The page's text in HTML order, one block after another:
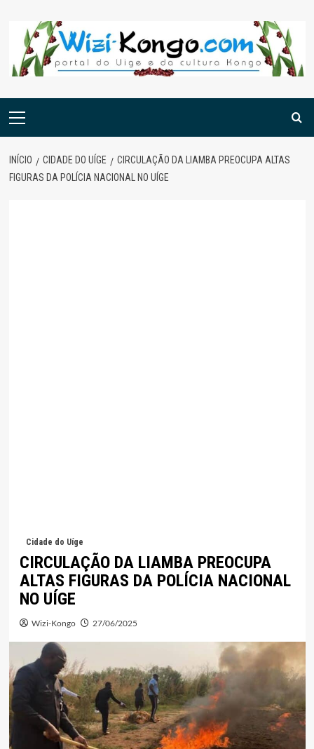
content
Menu
INÍCIO CIDADE DO UÍGE
CIRCULAÇÃO DA LIAMBA PREOCUPA ALTAS
FIGURAS DA POLÍCIA NACIONAL NO UÍGE
Cidade do Uíge
CIRCULAÇÃO DA LIAMBA PREOCUPA
ALTAS FIGURAS DA POLÍCIA NACIONAL
NO UÍGE
Wizi-Kongo 27/06/2025